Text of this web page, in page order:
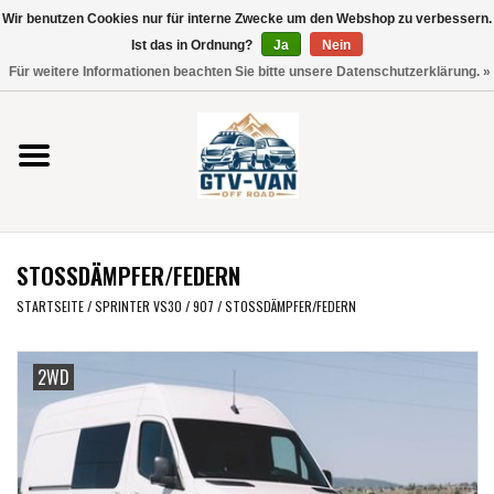
Verwende
die
nach
oben
und
unten,
Ergebnis
Eingabetaste,
Vito / V-Klasse 447
Viano /Vito 639
VW T7 2025
VW T6
VW T5
VW CRAFTER / MAN TGE
STOSSDÄMPFER/FEDERN
STARTSEITE/SPRINTER VS30 / 907 /STOSSDÄMPFER/FEDERN
2WD
Wir benutzen Cookies nur für interne Zwecke um den Webshop zu verbessern.
Ist das in Ordnung?
Ja
Nein
Für weitere Informationen beachten Sie bitte unsere Datenschutzerklärung. »